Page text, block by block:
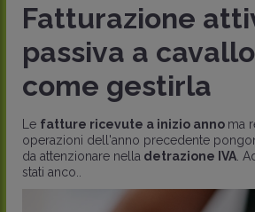
Fatturazione
passiva a
come gestirla
Le fatture ricevute a inizio anno ma
operazioni dell'anno precedente
da attenzionare nella detrazione IVA .
stati anco..